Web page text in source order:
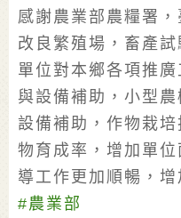
感謝農業部農糧署
改良繁殖場，畜產
單位對本鄉各項推
與設備補助，小型
設備補助，作物栽
物育成率，增加單
導工作更加順暢，增
#農業部